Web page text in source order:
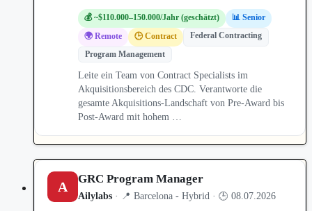
💰 ~$110.000–150.000/Jahr (geschätzt)
📊 Senior
🌍 Remote
🕒 Contract
Federal Contracting
Program Management
Leite ein Team von Contract Specialists im
Akquisitionsbereich des CDC. Verantworte die
gesamte Akquisitions-Landschaft von Pre-Award bis
Post-Award mit hohem …
A GRC Program Manager
Ailylabs · 📍 Barcelona - Hybrid · 🕒 08.07.2026